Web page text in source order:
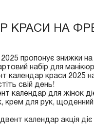
КРАСИ НА
пропонує знижки на
набір для
календар краси 2025
свій день!
календар для жінок
крем для рук,
календар акція